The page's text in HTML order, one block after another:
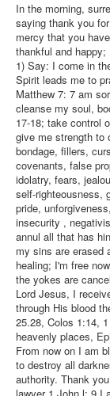
In the morning,
saying thank you
mercy that you
thankful and happy;
1) Say: I come in
Spirit leads me to
Matthew 7: 7 am
cleanse my soul,
17-18; take control
give me strength to
bondage, fillers,
covenants, false
idolatry, fears,
self-righteousness,
pride,
insecurity ,
annul all that has
my sins are erased
healing; I'm free
the yokes are
Lord Jesus, I
through His blood
25.28, Colos 1:14,
heavenly places,
From now on I am
to destroy all
authority. Thank